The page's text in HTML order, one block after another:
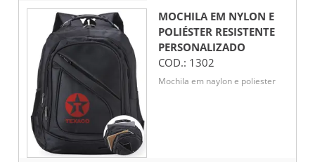
MOCHILA EM NYLON E
POLIÉSTER RESISTENTE
PERSONALIZADO
COD.: 1302
Mochila em naylon e poliester